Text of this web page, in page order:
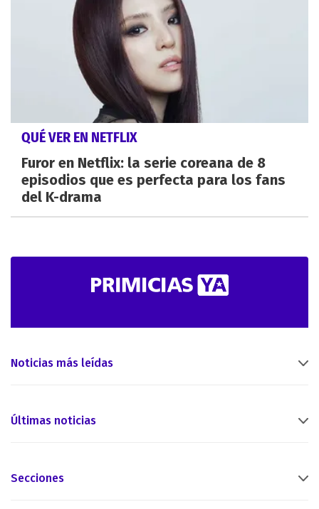
QUÉ VER EN NETFLIX
Furor en Netflix: la serie coreana de 8
episodios que es perfecta para los fans
del K-drama
Noticias más leídas
Últimas noticias
Secciones